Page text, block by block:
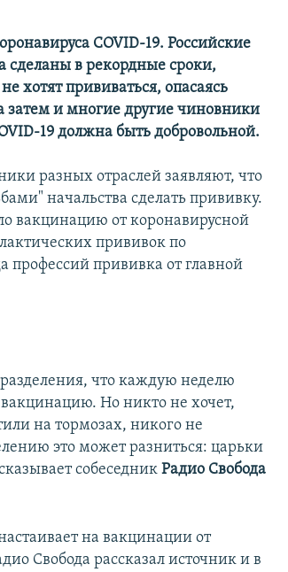
COVID-19. Российские
сделаны в рекордные сроки,
хотят прививаться, опасаясь
затем и многие другие чиновники
19 должна быть добровольной.
разных отраслей заявляют, что
начальства сделать прививку.
вакцинацию от коронавирусной
прививок по
профессий прививка от главной
что каждую неделю
Но никто не хочет,
на тормозах, никого не
это может разниться: царьки
собеседникРадио Свобода
на вакцинации от
Свобода рассказал источник и в